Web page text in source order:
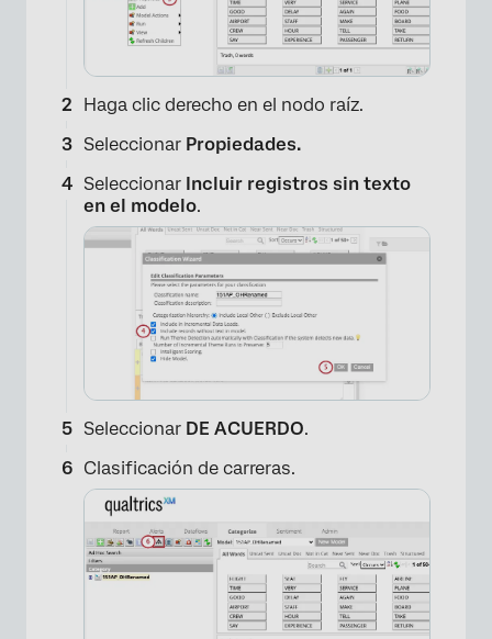
×
Haga clic derecho en el nodo raíz.
Seleccionar Propiedades.
Seleccionar Incluir registros sin texto
en el modelo.
Seleccionar DE ACUERDO.
Clasificación de carreras.